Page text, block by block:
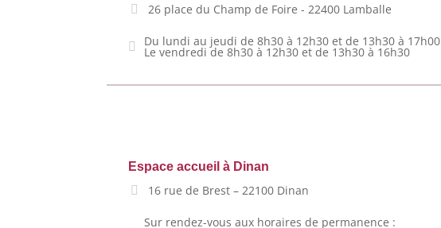
26 place du Champ de Foire - 22400 Lamballe
Du lundi au jeudi de 8h30 à 12h30 et de 13h30 à 17h00
Le vendredi de 8h30 à 12h30 et de 13h30 à 16h30
Espace accueil à Dinan
16 rue de Brest – 22100 Dinan
Sur rendez-vous aux horaires de permanence :